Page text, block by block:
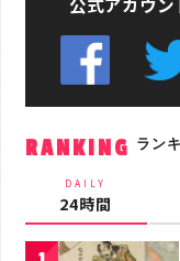
RANKING ラン
DAILY
24時間